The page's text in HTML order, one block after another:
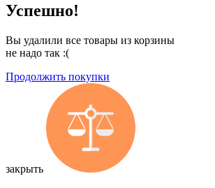
Успешно!
Вы удалили все товары из корзины
не надо так :(
Продолжить покупки
закрыть